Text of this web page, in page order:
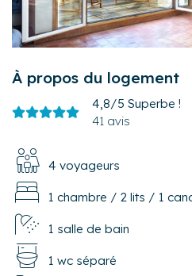
À propos du logement
4,8/5 Superbe !
41 avis
4 voyageurs
1 chambre / 2 lits / 1
1 salle de bain
1 wc séparé